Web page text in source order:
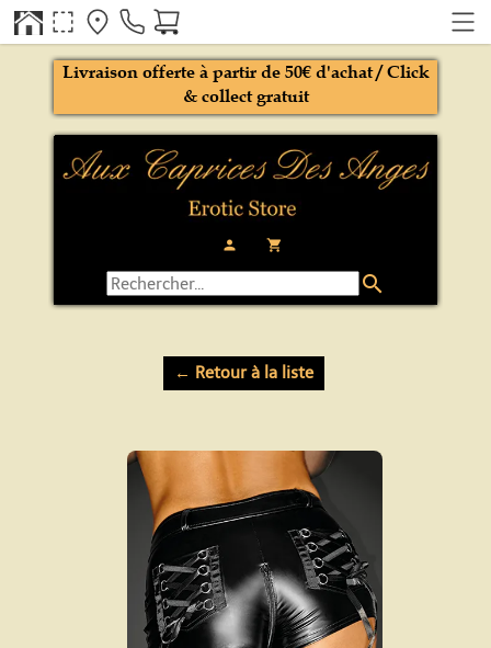
person local_grocery_store
Livraison offerte à partir de 50€ d'achat / Click
& collect gratuit
search
← Retour à la liste